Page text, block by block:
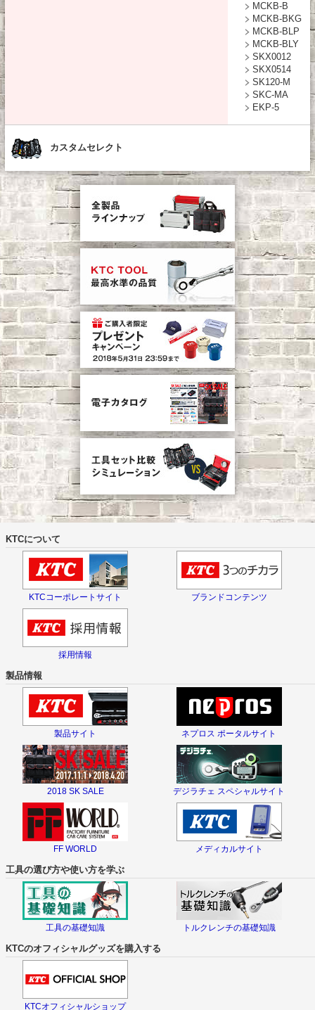
MCKB-B
MCKB-BKG
MCKB-BLP
MCKB-BLY
SKX0012
SKX0514
SK120-M
SKC-MA
EKP-5
カスタムセレクト
KTCについて
KTCコーポレートサイト ブランドコンテンツ
採用情報
製品情報
製品サイト ネプロス ポータルサイト
2018 SK SALE デジラチェ スペシャルサイト
FF WORLD メディカルサイト
工具の選び方や使い方を学ぶ
工具の基礎知識 トルクレンチの基礎知識
KTCのオフィシャルグッズを購入する
KTCオフィシャルショップ